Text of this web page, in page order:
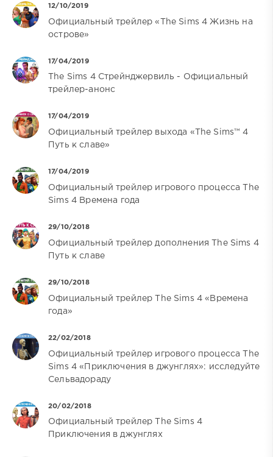
12/10/2019
Официальный трейлер «The Sims 4 Жизнь на
острове»
17/04/2019
The Sims 4 Стрейнджервиль - Официальный
трейлер-анонс
17/04/2019
Официальный трейлер выхода «The Sims™ 4
Путь к славе»
17/04/2019
Официальный трейлер игрового процесса The
Sims 4 Времена года
29/10/2018
Официальный трейлер дополнения The Sims 4
Путь к славе
29/10/2018
Официальный трейлер The Sims 4 «Времена
года»
22/02/2018
Официальный трейлер игрового процесса The
Sims 4 «Приключения в джунглях»: исследуйте
Сельвадораду
20/02/2018
Официальный трейлер The Sims 4
Приключения в джунглях